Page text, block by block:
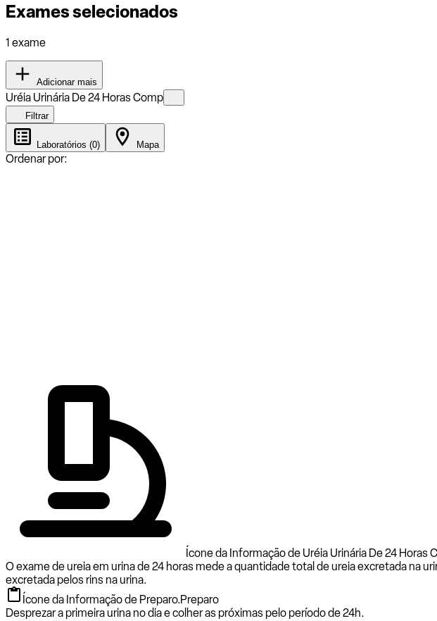
Exames selecionados
1 exame
Adicionar mais
Uréia Urinária De 24 Horas Comp
Filtrar
Laboratórios (0) Mapa
Ordenar por:
Ícone da Informação de Uréia Urinária De 24 Horas
O exame de ureia em urina de 24 horas mede a quantidade total de ureia excretada na
excretada pelos rins na urina.
Ícone da Informação de Preparo.Preparo
Desprezar a primeira urina no dia e colher as próximas pelo período de 24h.